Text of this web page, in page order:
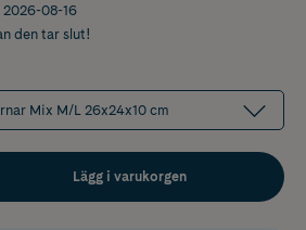
2026-08-16
den tar slut!
Mix M/L 26x24x10 cm
Lägg i varukorgen